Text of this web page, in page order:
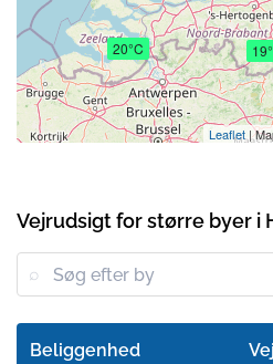
20°C
Leaflet |
Vejrudsigt for større byer i
Beliggenhed